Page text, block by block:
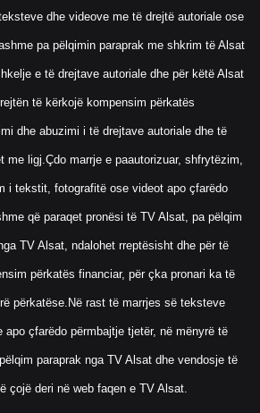
dhe videove me të drejtë autoriale ose
pa pëlqimin paraprak me shkrim të Alsat
e të drejtave autoriale dhe për këtë Alsat
të kërkojë kompensim përkatës
dhe abuzimi i të drejtave autoriale dhe të
me ligj.Çdo marrje e paautorizuar, shfrytëzim,
i tekstit, fotografitë ose videot apo çfarëdo
që paraqet pronësi të TV Alsat, pa pëlqim
TV Alsat, ndalohet rreptësisht dhe për të
përkatës financiar, për çka pronari ka të
përkatëse.Në rast të marrjes së teksteve
apo çfarëdo përmbajtje tjetër, në mënyrë të
paraprak nga TV Alsat dhe vendosje të
çojë deri në web faqen e TV Alsat.